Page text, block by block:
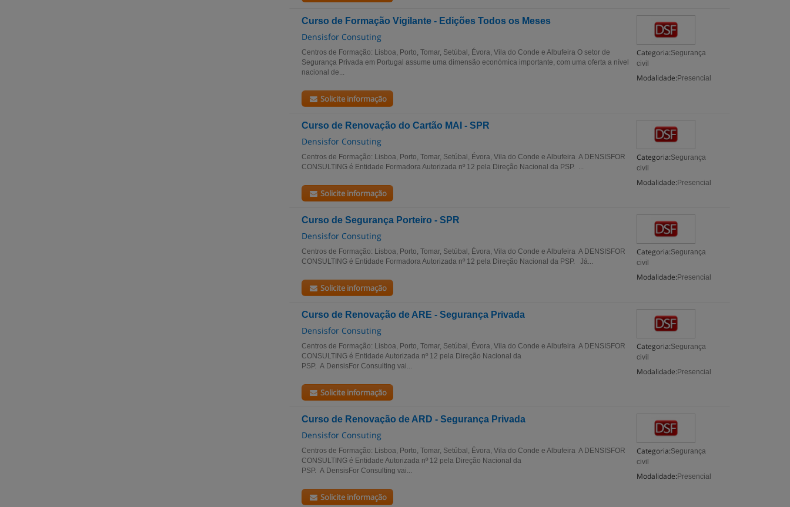
Curso de Formação Vigilante - Edições Todos os Meses
Densisfor Consuting
Categoria:Segurança
civil
Modalidade: Presencial
Centros de Formação: Lisboa, Porto, Tomar, Setúbal, Évora, Vila do Conde e Albufeira O setor de
Segurança Privada em Portugal assume uma dimensão económica importante, com uma oferta a nível
nacional de...
Solicite informação
Curso de Renovação do Cartão MAI - SPR
Densisfor Consuting
Categoria:Segurança
civil
Modalidade: Presencial
Centros de Formação: Lisboa, Porto, Tomar, Setúbal, Évora, Vila do Conde e Albufeira A DENSISFOR
CONSULTING é Entidade Formadora Autorizada nº 12 pela Direção Nacional da PSP. ...
Solicite informação
Curso de Segurança Porteiro - SPR
Densisfor Consuting
Categoria:Segurança
civil
Modalidade: Presencial
Centros de Formação: Lisboa, Porto, Tomar, Setúbal, Évora, Vila do Conde e Albufeira A DENSISFOR
CONSULTING é Entidade Formadora Autorizada nº 12 pela Direção Nacional da PSP. Já...
Solicite informação
Curso de Renovação de ARE - Segurança Privada
Densisfor Consuting
Categoria:Segurança
civil
Modalidade: Presencial
Centros de Formação: Lisboa, Porto, Tomar, Setúbal, Évora, Vila do Conde e Albufeira A DENSISFOR
CONSULTING é Entidade Autorizada nº 12 pela Direção Nacional da
PSP. A DensisFor Consulting vai...
Solicite informação
Curso de Renovação de ARD - Segurança Privada
Densisfor Consuting
Categoria:Segurança
civil
Modalidade: Presencial
Centros de Formação: Lisboa, Porto, Tomar, Setúbal, Évora, Vila do Conde e Albufeira A DENSISFOR
CONSULTING é Entidade Autorizada nº 12 pela Direção Nacional da
PSP. A DensisFor Consulting vai...
Solicite informação